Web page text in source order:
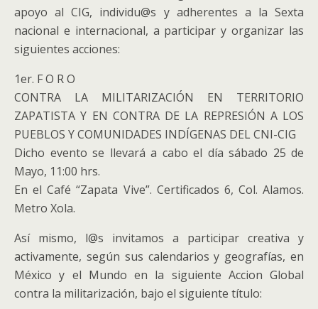
apoyo al CIG, individu@s y adherentes a la Sexta
nacional e internacional, a participar y organizar las
siguientes acciones:
1er. F O R O
CONTRA LA MILITARIZACIÓN EN TERRITORIO
ZAPATISTA Y EN CONTRA DE LA REPRESIÓN A LOS
PUEBLOS Y COMUNIDADES INDÍGENAS DEL CNI-CIG
Dicho evento se llevará a cabo el día sábado 25 de
Mayo, 11:00 hrs.
En el Café “Zapata Vive”. Certificados 6, Col. Alamos.
Metro Xola.
Así mismo, l@s invitamos a participar creativa y
activamente, según sus calendarios y geografías, en
México y el Mundo en la siguiente Accion Global
contra la militarización, bajo el siguiente título: